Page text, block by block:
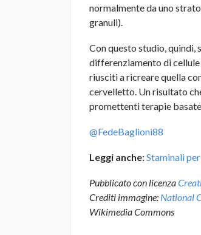
normalmente da uno
granuli).
Con questo studio, quindi,
differenziamento di
riusciti a ricreare quella
cervelletto. Un risultato
promettenti terapie
@FedeBaglioni88
Leggi anche:Staminali
Pubblicato con licenza
Crediti immagine: National
Wikimedia Commons